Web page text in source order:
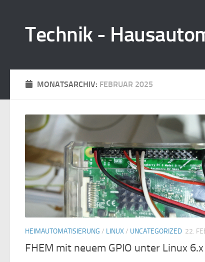
Technik -
MONATSARCHIV: FEBRUAR 2025
HEIMAUTOMATISIERUNG / LINUX/ UNCATEGORIZED 22.
FHEM mit neuem GPIO unter Linux 6.x